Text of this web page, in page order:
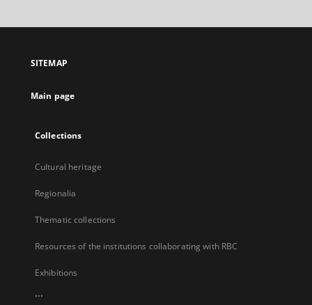
open
new
SITEMAP
Main page
Collections
Cultural heritage
Regionalia
Thematic collections
Resources of the institutions collaborating with RBC
Exhibitions
...